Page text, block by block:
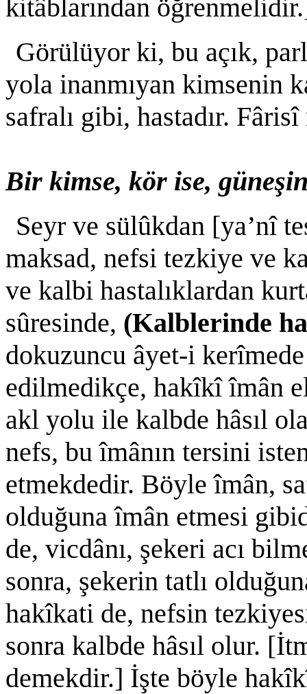
kitâblarından
Görülüyor ki, bu açık,
yola inanmıyan kimsenin
safralı gibi, hastadır. Fârisî
Bir kimse, kör ise,
Seyr ve sülûkdan [ya’nî
maksad, nefsi tezkiye ve
ve kalbi hastalıklardan
sûresinde, (Kalblerinde
dokuzuncu âyet-i
edilmedikçe, hakîkî îmân
akl yolu ile kalbde hâsıl
nefs, bu îmânın tersini
etmekdedir. Böyle îmân,
olduğuna îmân etmesi
de, vicdânı, şekeri acı
sonra, şekerin tatlı
hakîkati de, nefsin
sonra kalbde hâsıl olur.
demekdir.] İşte böyle